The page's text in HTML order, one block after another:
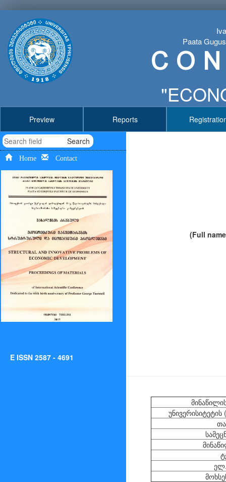
Paata
C O
Preview Reports
Search
Home Contact
E ISSN 2587 - 4691
(Full